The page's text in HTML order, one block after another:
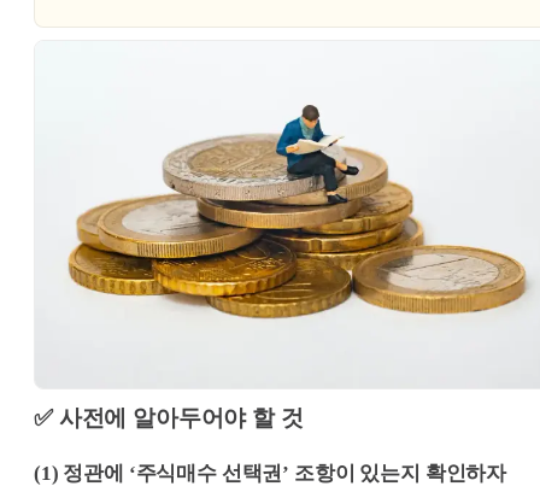
✅ 사전에 알아두어야 할 것
(1) 정관에 ‘주식매수 선택권’ 조항이 있는지 확인하자